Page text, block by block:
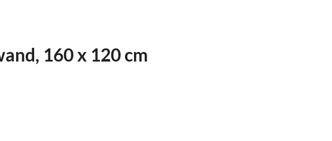
160 x 120 cm